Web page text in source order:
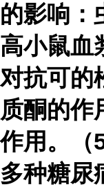
的影响：
高小鼠血
对抗可的
质酮的作
作用。（
多种糖尿